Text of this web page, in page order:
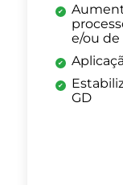
e/ou
GD